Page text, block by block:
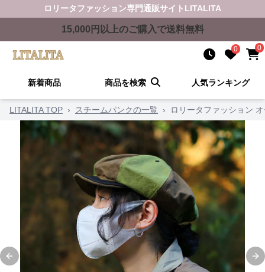
ロリータファッション専門通販サイト LITALITA
15,000 円以上のご購入で送料無料
0 0
新着商品 商品を検索 人気ランキング
LITALITA TOP › スチームパンクの一覧 › ロリータファッション
Previous slide